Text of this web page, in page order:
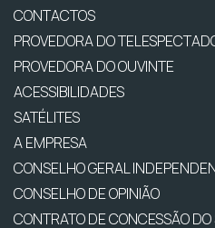
CONTACTOS
PROVEDORA DO
PROVEDORA DO OUVINTE
ACESSIBILIDADES
SATÉLITES
A EMPRESA
CONSELHO GERAL
CONSELHO DE OPINIÃO
CONTRATO DE CONCESSÃO